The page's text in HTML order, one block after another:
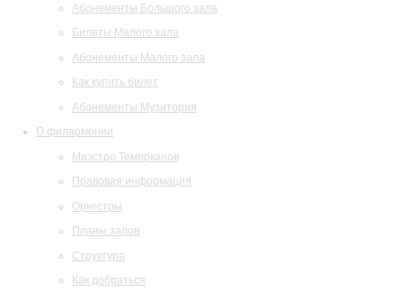
Абонементы Большого зала
Билеты Малого зала
Абонементы Малого зала
Как купить билет
Абонементы Музитория
О филармонии
Маэстро Темирканов
Правовая информация
Оркестры
Планы залов
Структура
Как добраться